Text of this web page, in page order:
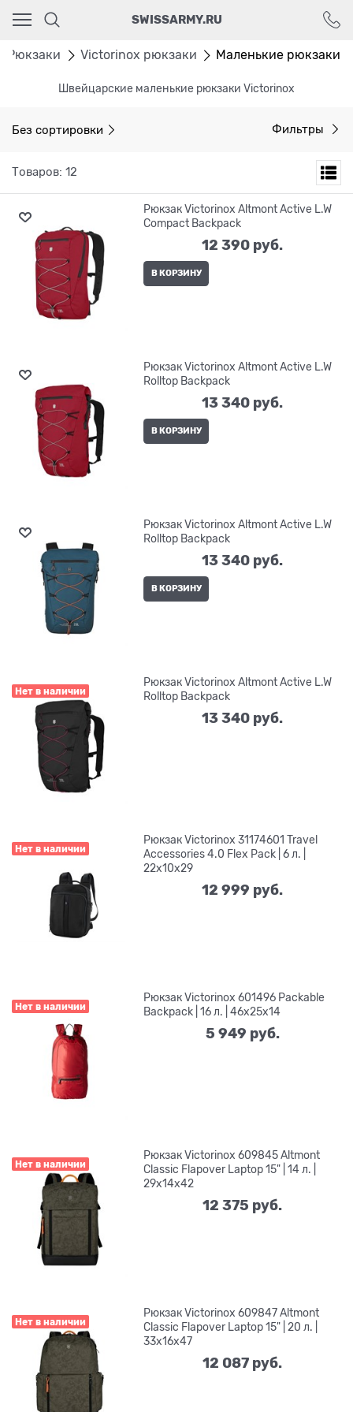
SWISSARMY.RU
Рюкзаки Victorinox рюкзаки Маленькие рюкзаки
Швейцарские маленькие рюкзаки Victorinox
Без сортировки Фильтры
Товаров: 12
Рюкзак Victorinox Altmont Active L.W
Compact Backpack
12 390 руб.
В КОРЗИНУ
Рюкзак Victorinox Altmont Active L.W
Rolltop Backpack
13 340 руб.
В КОРЗИНУ
Рюкзак Victorinox Altmont Active L.W
Rolltop Backpack
13 340 руб.
В КОРЗИНУ
Нет в наличии
Рюкзак Victorinox Altmont Active L.W
Rolltop Backpack
13 340 руб.
Нет в наличии
Рюкзак Victorinox 31174601 Travel
Accessories 4.0 Flex Pack | 6 л. |
22х10х29
12 999 руб.
Нет в наличии
Рюкзак Victorinox 601496 Packable
Backpack | 16 л. | 46x25x14
5 949 руб.
Нет в наличии
Рюкзак Victorinox 609845 Altmont
Classic Flapover Laptop 15" | 14 л. |
29x14x42
12 375 руб.
Нет в наличии
Рюкзак Victorinox 609847 Altmont
Classic Flapover Laptop 15" | 20 л. |
33x16x47
12 087 руб.
Ваш город - Москва,
угадали?
ДА НЕТ